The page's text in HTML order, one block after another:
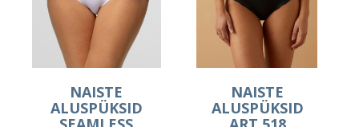
NAISTE
ALUSPÜKSID
NAISTE
ALUSPÜKSID